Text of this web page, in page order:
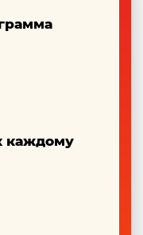
каждому